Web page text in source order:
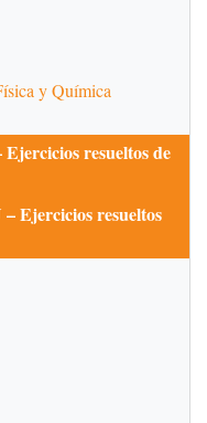
y Química
resueltos de
Ejercicios resueltos